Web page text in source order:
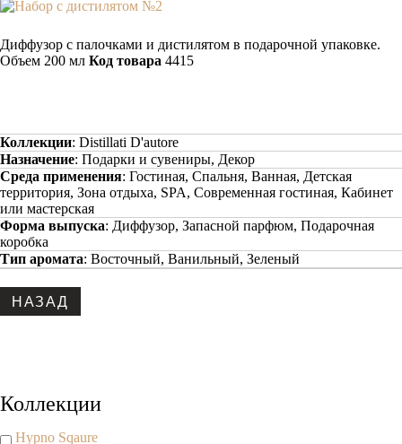
Диффузор с палочками и дистилятом в подарочной упаковке.
Объем 200 мл Код товара 4415
Коллекции: Distillati D'autore
Назначение: Подарки и сувениры, Декор
Среда применения: Гостиная, Спальня, Ванная, Детская
территория, Зона отдыха, SPA, Современная гостиная, Кабинет
или мастерская
Форма выпуска: Диффузор, Запасной парфюм, Подарочная
коробка
Тип аромата: Восточный, Ванильный, Зеленый
Коллекции
Hypno Sqaure